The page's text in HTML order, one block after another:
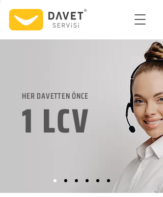
HER DAVETTEN ÖNCE
1 LCV